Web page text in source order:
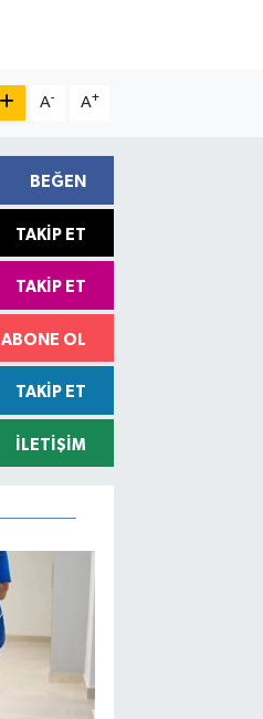
A- A+
BEĞEN
TAKIP ET
TAKIP ET
ABONE OL
TAKIP ET
İLETIŞIM